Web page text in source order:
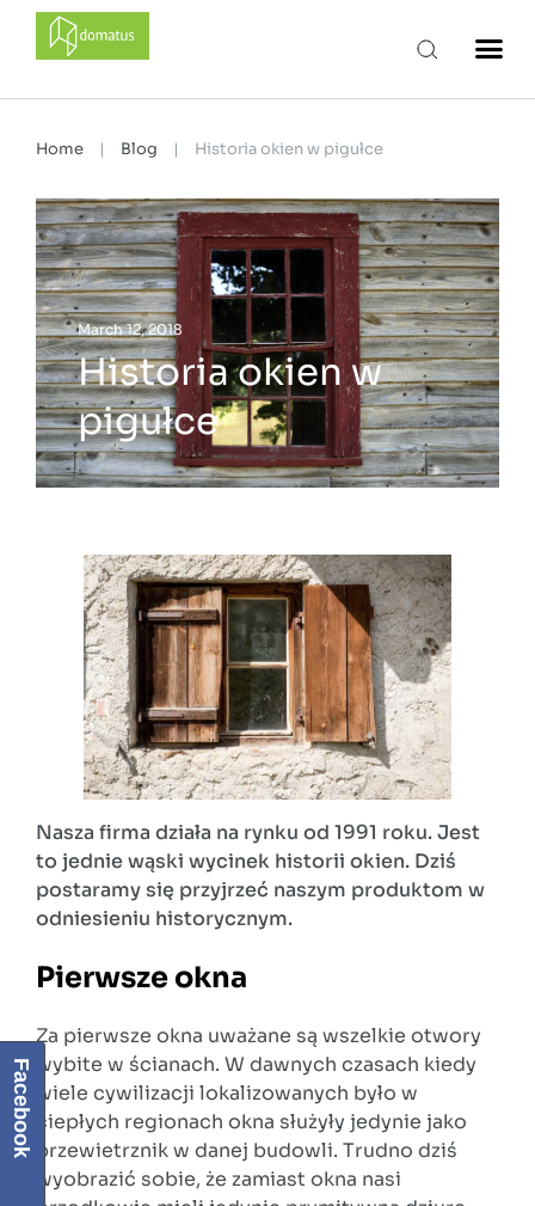
Home | Blog | Historia okien w pigułce
March 12, 2018
Historia okien w
pigułce
Nasza firma działa na rynku od 1991 roku. Jest
to jednie wąski wycinek historii okien. Dziś
postaramy się przyjrzeć naszym produktom w
odniesieniu historycznym.
Pierwsze okna
Za pierwsze okna uważane są wszelkie otwory
wybite w ścianach. W dawnych czasach kiedy
wiele cywilizacji lokalizowanych było w
ciepłych regionach okna służyły jedynie jako
przewietrznik w danej budowli. Trudno dziś
wyobrazić sobie, że zamiast okna nasi
Facebook